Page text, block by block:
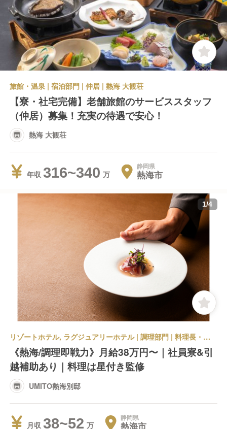
旅館・温泉 | 宿泊部門 | 仲居 | 熱海 大観荘
【寮・社宅完備】老舗旅館のサービススタッフ
（仲居）募集！充実の待遇で安心！
熱海 大観荘
年収 316~340 静岡県
熱海市
1/4
リゾートホテル, ラグジュアリーホテル | 調理部門 | 料理長・料理長候補 | UMITO熱海別邸
《熱海/調理即戦力》月給38万円〜｜社員寮&引
越補助あり｜料理は星付き監修
UMITO熱海別邸
月収 38~52 静岡県
熱海市